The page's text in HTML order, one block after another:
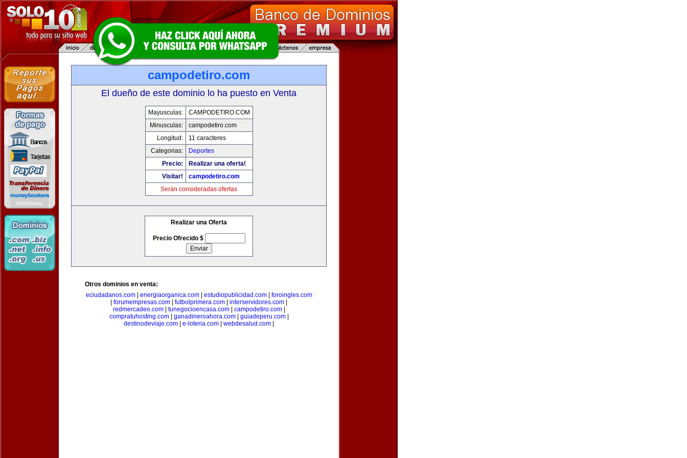
campodetiro.com
El dueño de este dominio lo ha puesto en Venta
Mayusculas:
CAMPODETIRO.COM
Minusculas:
campodetiro.com
Longitud:
11 caracteres
Categorias:
Deportes
Precio:
Realizar una oferta!
Visitar!
campodetiro.com
Serán consideradas ofertas
Realizar una Oferta
Precio Ofrecido $
Otros dominios en venta:
eciudadanos.com| energiaorganica.com| estudiopublicidad.com| foroingles.com
forumempresas.com futbolprimera.com interservidores.com
redmercadeo.com| tunegocioencasa.com| campodetiro.com|
compratuhosting.com| ganadineroahora.com| guiadeperu.com|
destinodeviaje.com
e-loteria.com webdesalud.com